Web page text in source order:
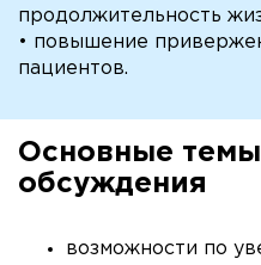
продолжительность
• повышение
пациентов.
Основные
обсуждения
возможности по